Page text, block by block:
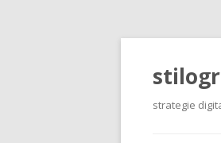
strategie